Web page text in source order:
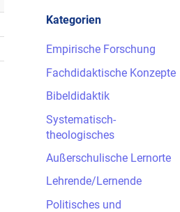
Kategorien
Empirische Forschung
Fachdidaktische Konzepte
Bibeldidaktik
Systematisch-
theologisches
Außerschulische Lernorte
Lehrende/Lernende
Politisches und